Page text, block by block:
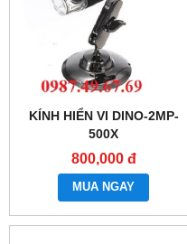
KÍNH HIỂN VI DINO-2MP-
500X
800,000 đ
MUA NGAY